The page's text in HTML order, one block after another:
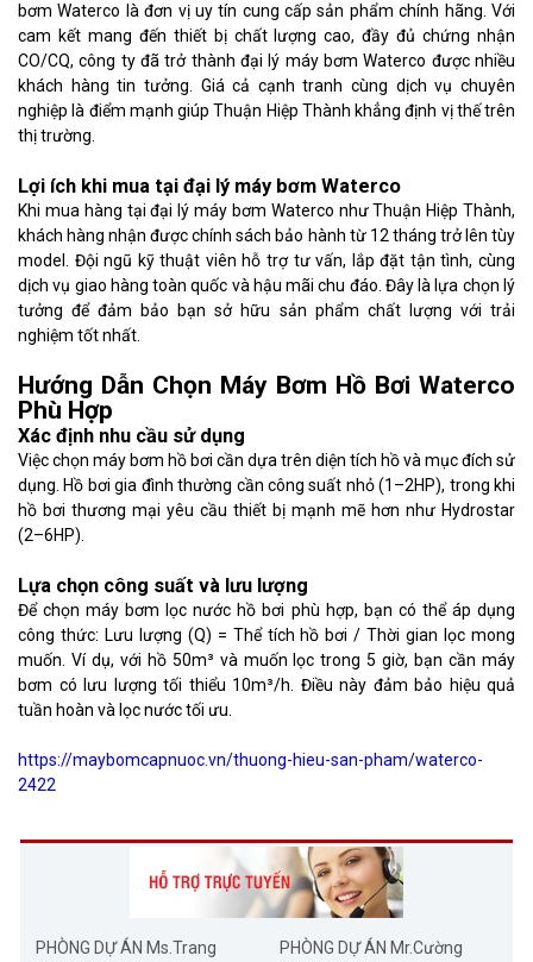
bơm Waterco là đơn vị uy tín cung cấp sản phẩm chính hãng. Với
cam kết mang đến thiết bị chất lượng cao, đầy đủ chứng nhận
CO/CQ, công ty đã trở thành đại lý máy bơm Waterco được nhiều
khách hàng tin tưởng. Giá cả cạnh tranh cùng dịch vụ chuyên
nghiệp là điểm mạnh giúp Thuận Hiệp Thành khẳng định vị thế trên
thị trường.
Lợi ích khi mua tại đại lý máy bơm Waterco
Khi mua hàng tại đại lý máy bơm Waterco như Thuận Hiệp Thành,
khách hàng nhận được chính sách bảo hành từ 12 tháng trở lên tùy
model. Đội ngũ kỹ thuật viên hỗ trợ tư vấn, lắp đặt tận tình, cùng
dịch vụ giao hàng toàn quốc và hậu mãi chu đáo. Đây là lựa chọn lý
tưởng để đảm bảo bạn sở hữu sản phẩm chất lượng với trải
nghiệm tốt nhất.
Hướng Dẫn Chọn Máy Bơm Hồ Bơi Waterco
Phù Hợp
Xác định nhu cầu sử dụng
Việc chọn máy bơm hồ bơi cần dựa trên diện tích hồ và mục đích sử
dụng. Hồ bơi gia đình thường cần công suất nhỏ (1–2HP), trong khi
hồ bơi thương mại yêu cầu thiết bị mạnh mẽ hơn như Hydrostar
(2–6HP).
Lựa chọn công suất và lưu lượng
Để chọn máy bơm lọc nước hồ bơi phù hợp, bạn có thể áp dụng
công thức: Lưu lượng (Q) = Thể tích hồ bơi / Thời gian lọc mong
muốn. Ví dụ, với hồ 50m³ và muốn lọc trong 5 giờ, bạn cần máy
bơm có lưu lượng tối thiểu 10m³/h. Điều này đảm bảo hiệu quả
tuần hoàn và lọc nước tối ưu.
https://maybomcapnuoc.vn/thuong-hieu-san-pham/waterco-
2422
PHÒNG DỰ ÁN Ms.Trang
PHÒNG DỰ ÁN Mr.Cường